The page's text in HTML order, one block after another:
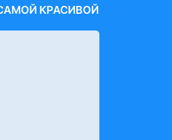
КРАСИВОЙ